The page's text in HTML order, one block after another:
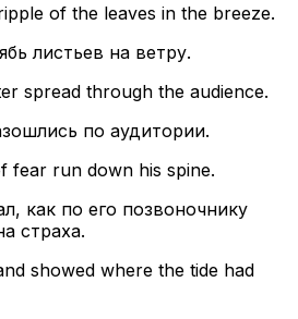
of the leaves in the breeze.
листьев на ветру.
spread through the audience.
по аудитории.
fear run down his spine.
как по его позвоночнику
страха.
showed where the tide had